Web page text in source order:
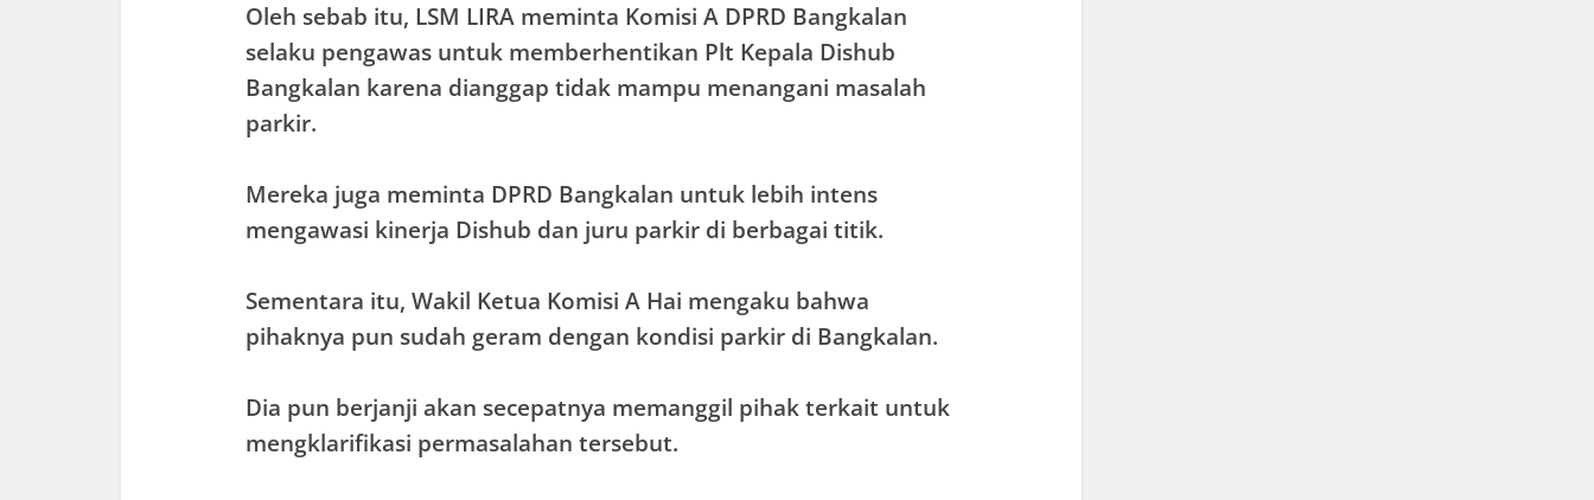
Oleh sebab itu, LSM LIRA meminta Komisi A DPRD Bangkalan
selaku pengawas untuk memberhentikan Plt Kepala Dishub
Bangkalan karena dianggap tidak mampu menangani masalah
parkir.
Mereka juga meminta DPRD Bangkalan untuk lebih intens
mengawasi kinerja Dishub dan juru parkir di berbagai titik.
Sementara itu, Wakil Ketua Komisi A Hai mengaku bahwa
pihaknya pun sudah geram dengan kondisi parkir di Bangkalan.
Dia pun berjanji akan secepatnya memanggil pihak terkait untuk
mengklarifikasi permasalahan tersebut.